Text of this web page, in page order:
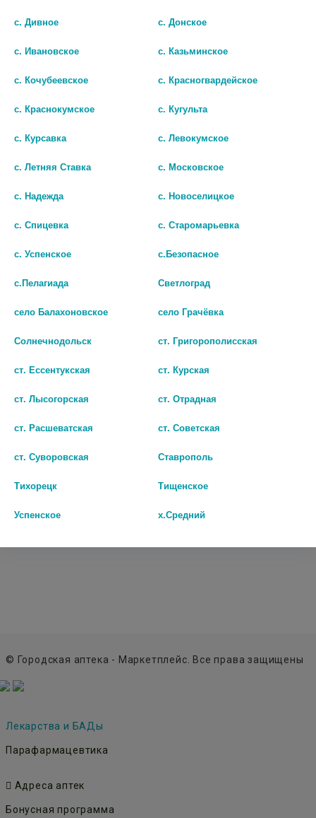
(МЕНАХИНОН 7) КАПС 100 МКГ
№100 ТАБ.
1 221 руб.
В КОРЗИНУ
СОЛГАР ВИТАМИН К №100 ТАБ.
1 218 руб.
В КОРЗИНУ
СОЛГАР ВИТАМИН К2 №50
2 840 руб.
© Городская аптека - Маркетплейс. Все права защищены
Лекарства и БАДы
Парафармацевтика
Адреса аптек
Бонусная программа
с. Дивное с. Донское
с. Ивановское с. Казьминское
с. Кочубеевское с. Красногвардейское
с. Краснокумское с. Кугульта
с. Курсавка с. Левокумское
с. Летняя Ставка с. Московское
с. Надежда с. Новоселицкое
с. Спицевка с. Старомарьевка
с. Успенское с.Безопасное
с.Пелагиада Светлоград
село Балахоновское село Грачёвка
Солнечнодольск ст. Григорополисская
ст. Ессентукская ст. Курская
ст. Лысогорская ст. Отрадная
ст. Расшеватская ст. Советская
ст. Суворовская Ставрополь
Тихорецк Тищенское
Успенское х.Средний